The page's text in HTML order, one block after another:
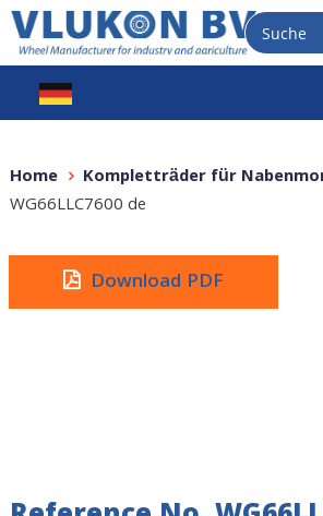
Home
Kompletträder für
WG66LLC7600 de
Download PDF